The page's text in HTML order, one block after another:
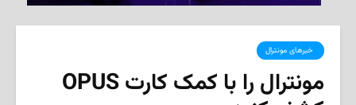
‌ خبرهای مونترال
مونترال را با کمک کارت OPUS